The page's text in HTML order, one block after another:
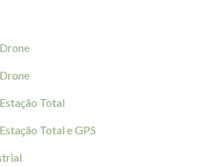
Total
Total e GPS